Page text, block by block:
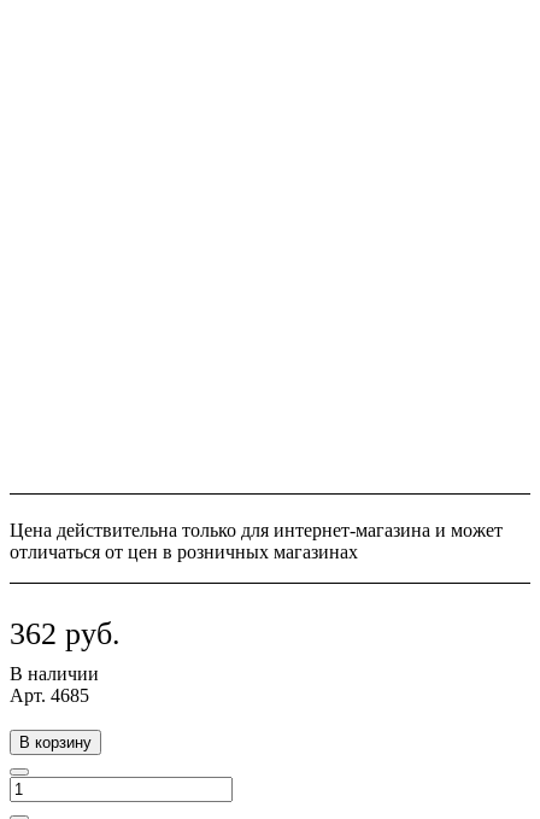
Цена действительна только для интернет-магазина и может
отличаться от цен в розничных магазинах
362 руб.
В наличии
Арт. 4685
В корзину